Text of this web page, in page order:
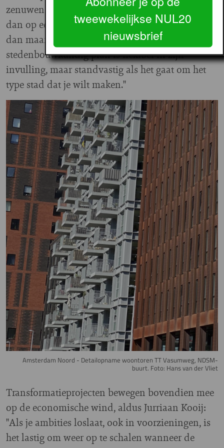
zenuwen krijgt. Maar het kan niet zo zijn dat je
dan op een gegeven moment zegt: 'Laten we er
dan maar woningen bouwen'. Een goed
stedenbouwkundig plan is flexibel in zijn
invulling, maar standvastig als het gaat om het
type stad dat je wilt maken."
Image
Amsterdam Noord - Detailopname woontoren TT Vasumweg, NDSM-
buurt. Foto: Hans van der Vliet
Transformatieprojecten bewegen bovendien mee
op de economische wind, aldus Jurriaan Kooij:
"Als je ambities loslaat, ook in voorzieningen, is
het lastig om weer op te schalen wanneer de
tweewekelijkse NUL20
nieuwsbrief